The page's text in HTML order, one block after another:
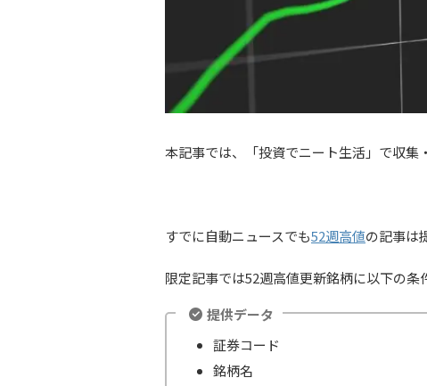
本記事では、「投資でニート生活」で収集
すでに自動ニュースでも52週高値の記事は
限定記事では52週高値更新銘柄に以下の条
提供データ
証券コード
銘柄名